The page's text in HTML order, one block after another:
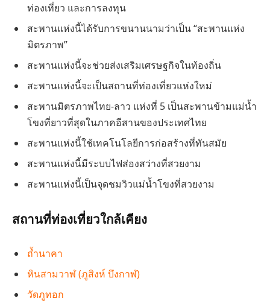
ท่องเที่ยว และการลงทุน
สะพานแห่งนี้ได้รับการขนานนามว่าเป็น “สะพานแห่ง
มิตรภาพ”
สะพานแห่งนี้จะช่วยส่งเสริมเศรษฐกิจในท้องถิ่น
สะพานแห่งนี้จะเป็นสถานที่ท่องเที่ยวแห่งใหม่
สะพานมิตรภาพไทย-ลาว แห่งที่ 5 เป็นสะพานข้ามแม่น้ำ
โขงที่ยาวที่สุดในภาคอีสานของประเทศไทย
สะพานแห่งนี้ใช้เทคโนโลยีการก่อสร้างที่ทันสมัย
สะพานแห่งนี้มีระบบไฟส่องสว่างที่สวยงาม
สะพานแห่งนี้เป็นจุดชมวิวแม่น้ำโขงที่สวยงาม
สถานที่ท่องเที่ยวใกล้เคียง
ถ้ำนาคา
หินสามวาฬ (ภูสิงห์ บึงกาฬ)
วัดภูทอก